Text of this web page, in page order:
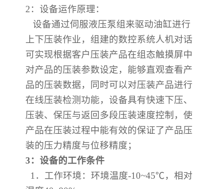
2：设备运作原理：
设备通过伺服液压泵组来驱动油缸进行
上下压装作业，组建的数控系统人机对话
可实现根据客户压装产品在组态触摸屏中
对产品的压装参数设定，能够直观查看产
品的压装数据，同时可以对压装产品进行
在线压装检测功能，设备具有快速下压、
压装、保压与返回多段压装速度控制，使
产品在压装过程中能有效的保证了产品压
装的压力精度与位移精度；
3：设备的工作条件
1．工作环境：环境温度-10~45℃，相对